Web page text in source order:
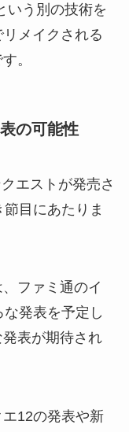
いう別の技術を
メイクされる
。
の可能性
エストが発売さ
目にあたりま
ファミ通のイ
発表を予定し
表が期待され
12の発表や新